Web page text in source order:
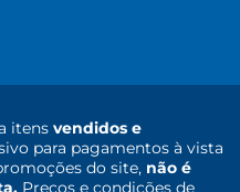
itens vendidos e
para pagamentos à vista
do site, não é
Preços e condições de